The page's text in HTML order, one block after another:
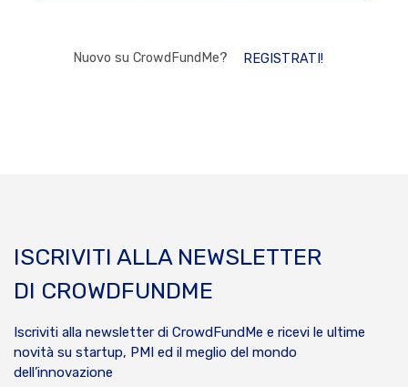
Nuovo su CrowdFundMe? REGISTRATI!
ISCRIVITI ALLA NEWSLETTER
DI CROWDFUNDME
Iscriviti alla newsletter di CrowdFundMe e ricevi le ultime
novità su startup, PMI ed il meglio del mondo
dell’innovazione